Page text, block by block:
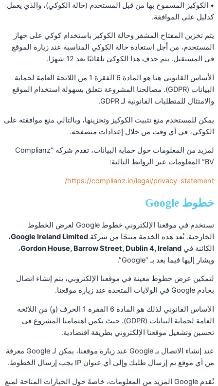
• الكوكيز المسموح بها من قبل المستخدم (حالة الكوكي)، والذي يعمل
كدليل على الموافقة.
يتم تخزين المفتاح المشفر وحالة الكوكيز باستخدام كوكي على جهاز
المستخدم، من أجل استعادة حالة الكوكي المناسبة عند زيارة الموقع
في المستقبل. يتم حذف هذا الكوكي تلقائيًا بعد 12 شهرًا.
الأساس القانوني هنا هو المادة 6 الفقرة 1 من اللائحة العامة لحماية
البيانات (GDPR). مصالحنا المشروعة تتعلق بسهولة استخدام الموقع
والامتثال للمتطلبات القانونية لـ GDPR.
يمكن للمستخدم منع تثبيت الكوكيز وتخزينها، وبالتالي منع موافقته على
الكوكي، في أي وقت من خلال إعدادات متصفحه.
لمزيد من المعلومات حول حماية البيانات، تقدم شركة “Complianz
BV” المعلومات عبر الروابط التالية:
https://complianz.io/legal/privacy-statement/
خطوط Google
نستخدم في موقعنا الإلكتروني خطوط Google لعرض الخطوط
الخارجية. تُعد هذه الخدمة منتجًا من شركة Google Ireland Limited،
الكائنة في Gordon House, Barrow Street, Dublin 4, Ireland،
ويشار إليها فيما بعد بـ “Google”.
لتمكين عرض خطوط معينة في موقعنا الإلكتروني، يتم إنشاء اتصال
بخادم Google في الولايات المتحدة عند زيارة موقعنا.
الأساس القانوني لذلك هو المادة 6 الفقرة 1 الحرف (و) من اللائحة
العامة لحماية البيانات (GDPR). حيث يكمن اهتمامنا المشروع في
تحسين وتشغيل موقعنا الإلكتروني بطريقة اقتصادية.
عند إنشاء الاتصال بـ Google عند زيارة موقعنا، يمكن لـ Google معرفة
من أي موقع تم إرسال طلبك وإلى أي عنوان IP يجب إرسال الخطوط.
تُقدم Google المزيد من المعلومات، خاصةً حول الخيارات المتاحة لمنع